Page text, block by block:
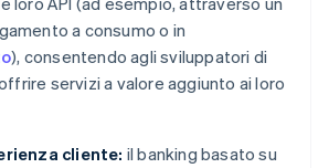
a consumo o in
), consentendo agli sviluppatori di
servizi a valore aggiunto ai loro
cliente: il banking basato su